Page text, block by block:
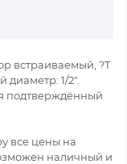
встраиваемый, ?Т
диаметр: 1/2".
подтверждённый
все цены на
наличный и